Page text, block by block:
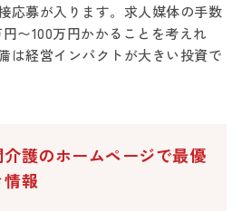
応募が入ります。求人媒体の手数
〜100万円かかることを考えれ
は経営インパクトが大きい投資で
護のホームページで最優
報